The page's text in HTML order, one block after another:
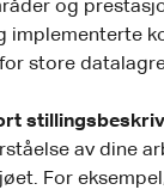
og
implementerte
store
av dine
For